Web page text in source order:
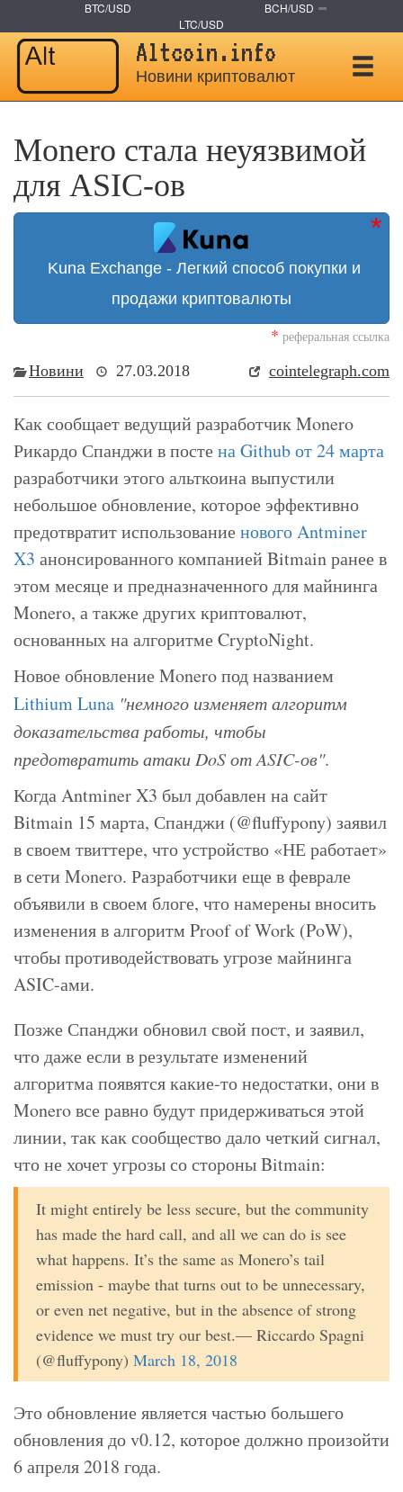
BTC/USD
BCH/USD
LTC/USD
Altcoin.info
Новини криптовалют
Monero стала неуязвимой
для ASIC-ов
Kuna Exchange - Легкий способ покупки и
продажи криптовалюты
* реферальная ссылка
Новини 27.03.2018 cointelegraph.com
Как сообщает ведущий разработчик Monero
Рикардо Спанджи в постена Github от 24 марта
разработчики этого альткоина выпустили
небольшое обновление, которое эффективно
предотвратит использованиенового Antminer
X3 анонсированного компанией Bitmain ранее в
этом месяце и предназначенного для майнинга
Monero, а также других криптовалют,
основанных на алгоритме CryptoNight.
Новое обновление Monero под названием
Lithium Luna "немного изменяет алгоритм
доказательства работы, чтобы
предотвратить атаки DoS от ASIC-ов".
Когда Antminer X3 был добавлен на сайт
Bitmain 15 марта, Спанджи (@fluffypony) заявил
в своем твиттере, что устройство «НЕ работает»
в сети Monero. Разработчики еще в феврале
объявили в своем блоге, что намерены вносить
изменения в алгоритм Proof of Work (PoW),
чтобы противодействовать угрозе майнинга
ASIC-ами.
Позже Спанджи обновил свой пост, и заявил,
что даже если в результате изменений
алгоритма появятся какие-то недостатки, они в
Monero все равно будут придерживаться этой
линии, так как сообщество дало четкий сигнал,
что не хочет угрозы со стороны Bitmain:
It might entirely be less secure, but the community
has made the hard call, and all we can do is see
what happens. It’s the same as Monero’s tail
emission - maybe that turns out to be unnecessary,
or even net negative, but in the absence of strong
evidence we must try our best.— Riccardo Spagni
(@fluffypony) March 18, 2018
Это обновление является частью большего
обновления до v0.12, которое должно произойти
6 апреля 2018 года.